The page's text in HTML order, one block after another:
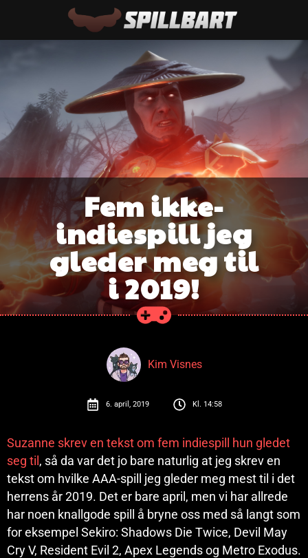
Fem ikke-
indiespill jeg
gleder meg til
i 2019!
Kim Visnes
6. april, 2019 Kl. 14:58
Suzanne skrev en tekst om fem indiespill hun gledet
seg til, så da var det jo bare naturlig at jeg skrev en
tekst om hvilke AAA-spill jeg gleder meg mest til i det
herrens år 2019. Det er bare april, men vi har allrede
har noen knallgode spill å bryne oss med så langt som
for eksempel Sekiro: Shadows Die Twice, Devil May
Cry V, Resident Evil 2, Apex Legends og Metro Exodus.